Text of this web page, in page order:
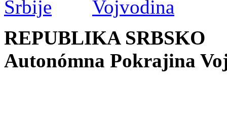
REPUBLIKA SRBSKO
Autonómna Pokrajina